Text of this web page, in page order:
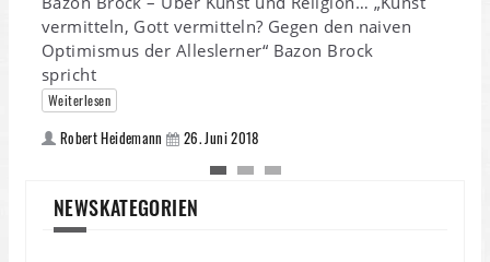
vermitteln, Gott vermitteln? Gegen den naiven
Optimismus der Alleslerner“ Bazon Brock
spricht
Weiterlesen
Robert Heidemann 26. Juni 2018
NEWSKATEGORIEN